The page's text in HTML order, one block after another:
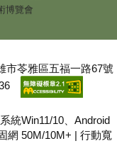
博覽會
市苓雅區五福一路67號
統Win11/10、Android
網 50M/10M+ | 行動寬